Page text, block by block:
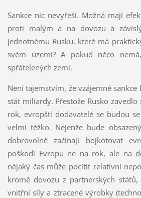
Sankce nic nevyřeší. Možná mají
proti malým a na dovozu a
jednotnému Rusku, které má
svém území? A pokud něco
spřátelených zemí.
Není tajemstvím, že vzájemné sankce
stát miliardy. Přestože Rusko zavedlo
rok, evropští dodavatelé se budou
velmi těžko. Nejenže bude
dobrovolně začínají bojkotovat
poškodí Evropu ne na rok, ale na
nějaký čas může pocítit relativní
kromě dovozu z partnerských
vnitřní síly a ztracené výrobky